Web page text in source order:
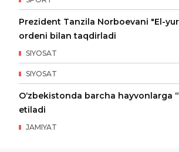
Prezident Tanzila Norboevani "El-
ordeni bilan taqdirladi
SIYOSAT
SIYOSAT
O‘zbekistonda barcha hayvonlarga
etiladi
JAMIYAT